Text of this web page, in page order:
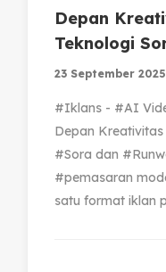
Depan
Teknologi
23 September 2025
#Iklans - #AI
Depan
#Sora dan
#pemasaran
satu format iklan